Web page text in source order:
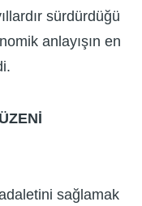
sürdürdüğü
anlayışın en
sağlamak